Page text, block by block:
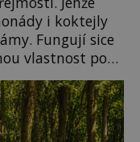
i koktejly
Fungují sice
vlastnost po
travnatou
přivede
náustků k
po celém […]